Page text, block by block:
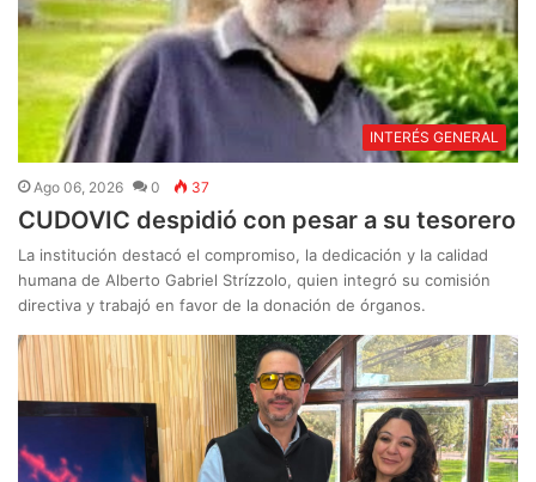
INTERÉS GENERAL
Ago 06, 2026 0 37
CUDOVIC despidió con pesar a su tesorero
La institución destacó el compromiso, la dedicación y la calidad
humana de Alberto Gabriel Strízzolo, quien integró su comisión
directiva y trabajó en favor de la donación de órganos.